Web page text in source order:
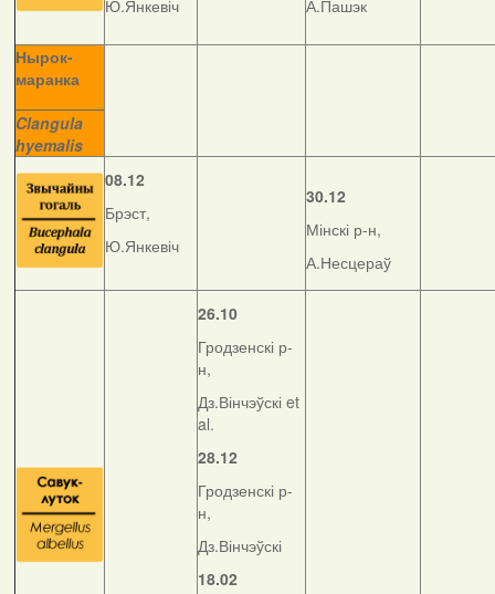
Ю.Янкевіч
А.Пашэк
Нырок-
маранка
Clangula
hyemalis
08.12
Брэст,
Ю.Янкевіч
30.12
Мінскі р-н,
А.Несцераў
26.10
Гродзенскі р-
н,
Дз.Вінчэўскі et
al.
28.12
Гродзенскі р-
н,
Дз.Вінчэўскі
18.02